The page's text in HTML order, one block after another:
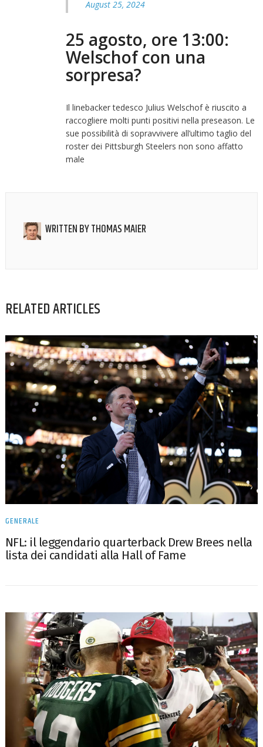
August 25, 2024
25 agosto, ore 13:00:
Welschof con una
sorpresa?
Il linebacker tedesco Julius Welschof è riuscito a
raccogliere molti punti positivi nella preseason. Le
sue possibilità di sopravvivere all’ultimo taglio del
roster dei Pittsburgh Steelers non sono affatto
male
WRITTEN BYTHOMAS MAIER
RELATED ARTICLES
GENERALE
NFL: il leggendario quarterback Drew Brees nella
lista dei candidati alla Hall of Fame